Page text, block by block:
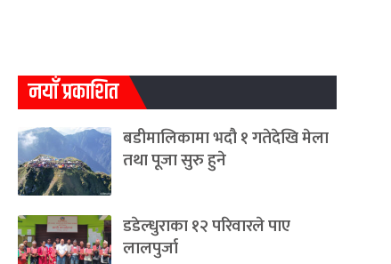
नयाँ प्रकाशित
बडीमालिकामा भदौ १ गतेदेखि मेला
तथा पूजा सुरु हुने
डडेल्धुराका १२ परिवारले पाए
लालपुर्जा